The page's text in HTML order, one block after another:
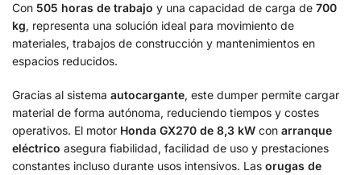
Con 505 horas de trabajo y una capacidad de carga de 700
kg, representa una solución ideal para movimiento de
materiales, trabajos de construcción y mantenimientos en
espacios reducidos.
Gracias al sistema autocargante, este dumper permite cargar
material de forma autónoma, reduciendo tiempos y costes
operativos. El motor Honda GX270 de 8,3 kW con arranque
eléctrico asegura fiabilidad, facilidad de uso y prestaciones
constantes incluso durante usos intensivos. Las orugas de